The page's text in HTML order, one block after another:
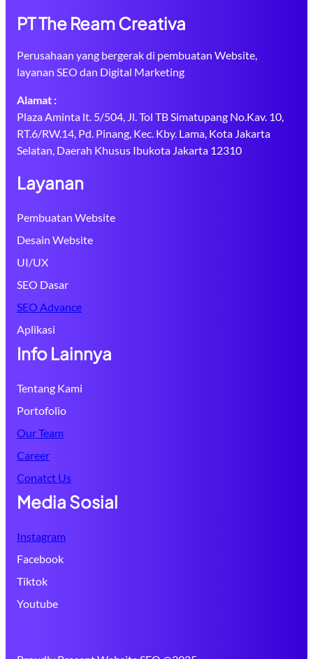
PT The Ream Creativa
Perusahaan yang bergerak di pembuatan Website,
layanan SEO dan Digital Marketing
Alamat :
Plaza Aminta lt. 5/504, Jl. Tol TB Simatupang No.Kav. 10,
RT.6/RW.14, Pd. Pinang, Kec. Kby. Lama, Kota Jakarta
Selatan, Daerah Khusus Ibukota Jakarta 12310
Layanan
Pembuatan Website
Desain Website
UI/UX
SEO Dasar
SEO Advance
Aplikasi
Info Lainnya
Tentang Kami
Portofolio
Our Team
Career
Conatct Us
Media Sosial
Instagram
Facebook
Tiktok
Youtube